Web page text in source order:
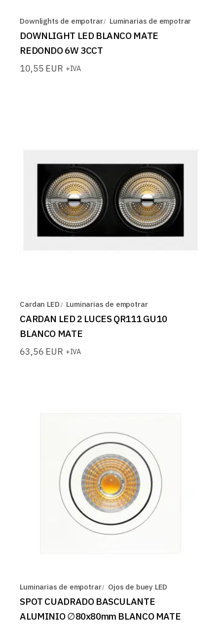
Downlights de empotrar Luminarias de empotrar
DOWNLIGHT LED BLANCO MATE
REDONDO 6W 3CCT
10,55 EUR +IVA
Cardan LED Luminarias de empotrar
CARDAN LED 2 LUCES QR111 GU10
BLANCO MATE
63,56 EUR +IVA
Luminarias de empotrar Ojos de buey LED
SPOT CUADRADO BASCULANTE
ALUMINIO ∅80x80mm BLANCO MATE